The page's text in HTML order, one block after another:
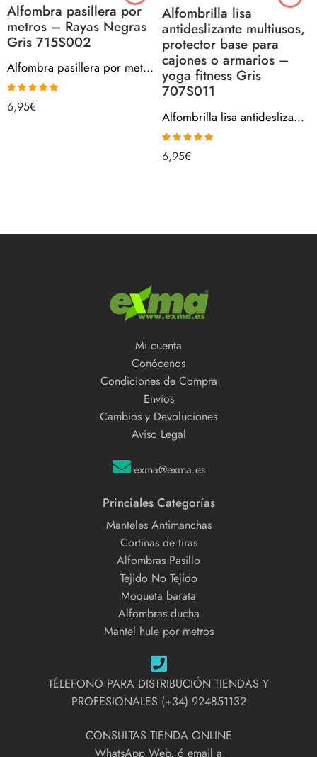
Alfombra pasillera por
metros – Rayas Negras
Gris 715S002
Alfombra pasillera por metros – Rayas Negras Gris 715S002
Valorado con
5.00de 5
6,95€
Alfombrilla lisa
antideslizante multiusos,
protector base para
cajones o armarios –
yoga fitness Gris
707S011
Alfombrilla lisa antideslizante multiusos, protector base para cajones o armarios – yoga fitness Gris 707S011
Valorado con
5.00de 5
6,95€
Mi cuenta
Conócenos
Condiciones de Compra
Envíos
Cambios y Devoluciones
Aviso Legal
exma@exma.es
Princiales Categorías
Manteles Antimanchas
Cortinas de tiras
Alfombras Pasillo
Tejido No Tejido
Moqueta barata
Alfombras ducha
Mantel hule por metros
TÉLEFONO PARA DISTRIBUCIÓN TIENDAS Y
PROFESIONALES (+34) 924851132
CONSULTAS TIENDA ONLINE
WhatsApp Web, ó email a